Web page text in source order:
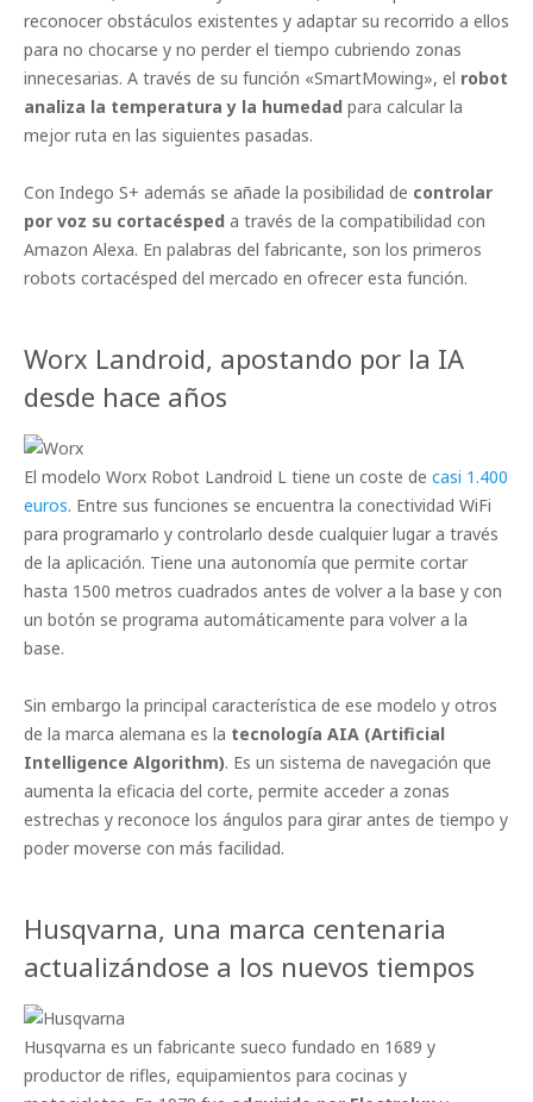
reconocer obstáculos existentes y adaptar su recorrido a ellos
para no chocarse y no perder el tiempo cubriendo zonas
innecesarias. A través de su función «SmartMowing», el robot
analiza la temperatura y la humedad para calcular la
mejor ruta en las siguientes pasadas.
Con Indego S+ además se añade la posibilidad de controlar
por voz su cortacésped a través de la compatibilidad con
Amazon Alexa. En palabras del fabricante, son los primeros
robots cortacésped del mercado en ofrecer esta función.
Worx Landroid, apostando por la IA
desde hace años
El modelo Worx Robot Landroid L tiene un coste de casi 1.400
euros. Entre sus funciones se encuentra la conectividad WiFi
para programarlo y controlarlo desde cualquier lugar a través
de la aplicación. Tiene una autonomía que permite cortar
hasta 1500 metros cuadrados antes de volver a la base y con
un botón se programa automáticamente para volver a la
base.
Sin embargo la principal característica de ese modelo y otros
de la marca alemana es la tecnología AIA (Artificial
Intelligence Algorithm). Es un sistema de navegación que
aumenta la eficacia del corte, permite acceder a zonas
estrechas y reconoce los ángulos para girar antes de tiempo y
poder moverse con más facilidad.
Husqvarna, una marca centenaria
actualizándose a los nuevos tiempos
Husqvarna es un fabricante sueco fundado en 1689 y
productor de rifles, equipamientos para cocinas y